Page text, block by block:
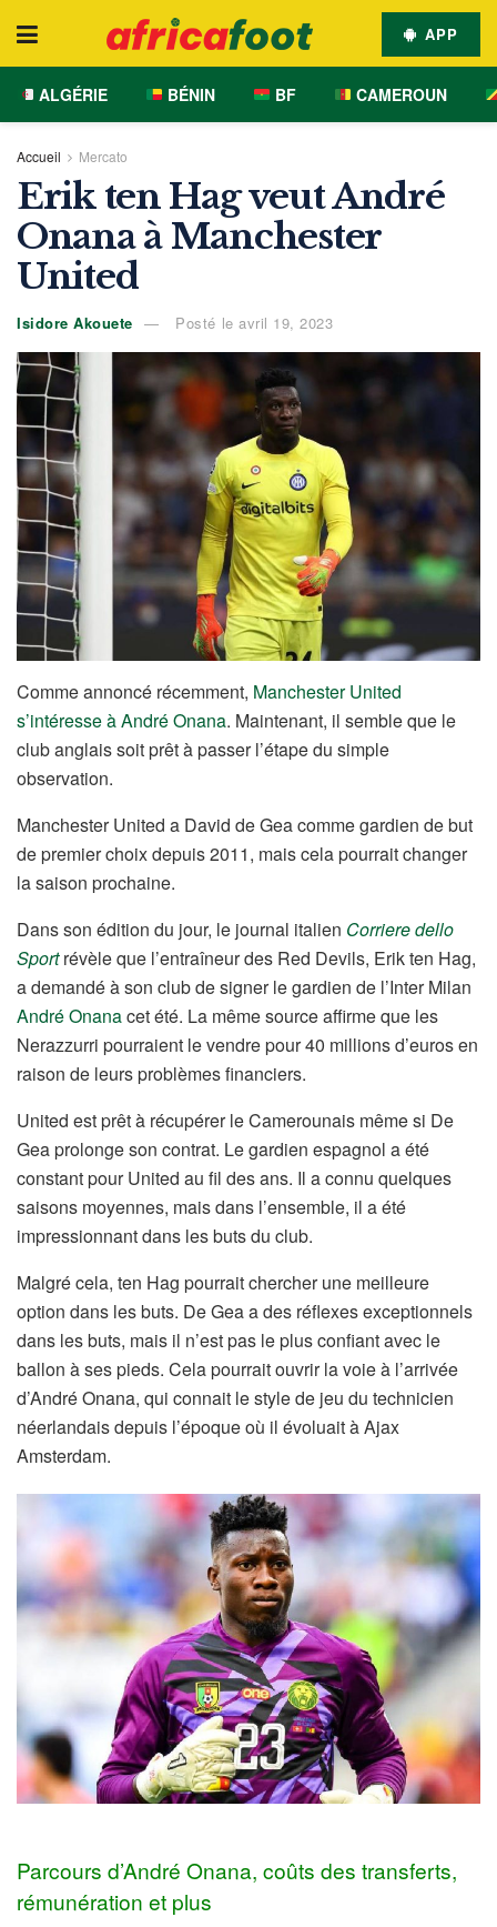
APP
ALGÉRIE BÉNIN BF CAMEROUN
Accueil Mercato
Erik ten Hag veut André
Onana à Manchester
United
Isidore Akouete Posté le avril 19, 2023
Comme annoncé récemment, Manchester United
s’intéresse à André Onana. Maintenant, il semble que le
club anglais soit prêt à passer l’étape du simple
observation.
Manchester United a David de Gea comme gardien de but
de premier choix depuis 2011, mais cela pourrait changer
la saison prochaine.
Dans son édition du jour, le journal italien Corriere dello
Sportrévèle que l’entraîneur des Red Devils, Erik ten Hag,
a demandé à son club de signer le gardien de l’Inter Milan
André Onanacet été. La même source affirme que les
Nerazzurri pourraient le vendre pour 40 millions d’euros en
raison de leurs problèmes financiers.
United est prêt à récupérer le Camerounais même si De
Gea prolonge son contrat. Le gardien espagnol a été
constant pour United au fil des ans. Il a connu quelques
saisons moyennes, mais dans l’ensemble, il a été
impressionnant dans les buts du club.
Malgré cela, ten Hag pourrait chercher une meilleure
option dans les buts. De Gea a des réflexes exceptionnels
dans les buts, mais il n’est pas le plus confiant avec le
ballon à ses pieds. Cela pourrait ouvrir la voie à l’arrivée
d’André Onana, qui connait le style de jeu du technicien
néerlandais depuis l’époque où il évoluait à Ajax
Amsterdam.
Parcours d’André Onana, coûts des transferts,
rémunération et plus